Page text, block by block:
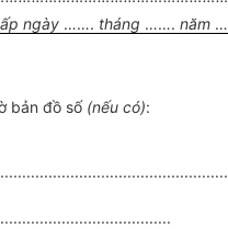
ngày ……. tháng …….năm
bản đồ số (nếu có):